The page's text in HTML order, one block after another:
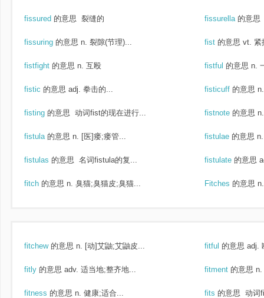
fissured 的意思 裂缝的 fissurella 的意思
fissuring 的意思 n. 裂隙(节理)... fist 的意思 vt. 紧
fistfight 的意思 n. 互殴 fistful 的意思 n.
fistic 的意思 adj. 拳击的... fisticuff 的意思
fisting 的意思 动词fist的现在进行... fistnote 的意思
fistula 的意思 n. [医]瘘;瘘管... fistulae 的意思
fistulas 的意思 名词fistula的复... fistulate 的意思
fitch 的意思 n. 臭猫;臭猫皮;臭猫... Fitches 的意思
fitchew 的意思 n. [动]艾鼬;艾鼬皮... fitful 的意思 adj.
fitly 的意思 adv. 适当地;整齐地... fitment 的意思
fitness 的意思 n. 健康;适合... fits 的意思 动词